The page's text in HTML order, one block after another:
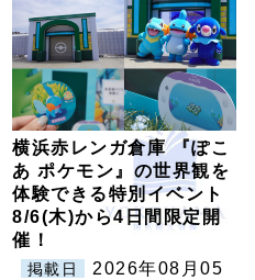
横浜赤レンガ倉庫 『ぽこ
あ ポケモン』の世界観を
体験できる特別イベント
8/6(木)から4日間限定開
催！
掲載日
2026年08月05